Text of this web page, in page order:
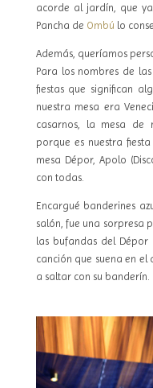
acorde al jardín, que
Pancha de Ombú lo
Además, queríamos
Para los nombres de
fiestas que significan
nuestra mesa era
casarnos, la mesa de
porque es nuestra
mesa Dépor, Apolo
con todas.
Encargué banderines
salón, fue una sorpresa
las bufandas del
canción que suena en el
a saltar con su banderín.